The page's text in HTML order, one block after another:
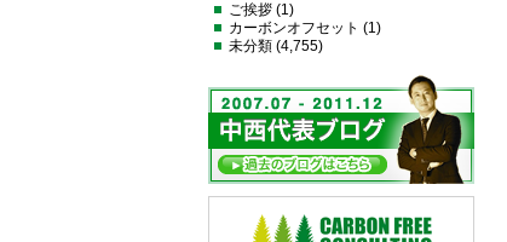
ご挨拶 (1)
カーボンオフセット (1)
未分類 (4,755)